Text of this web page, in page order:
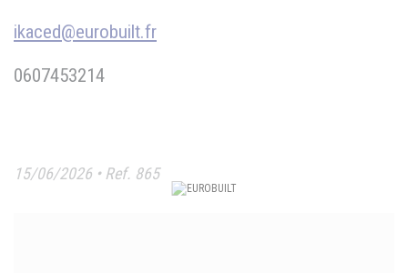
ikaced@eurobuilt.fr
0607453214
15/06/2026 • Ref. 865